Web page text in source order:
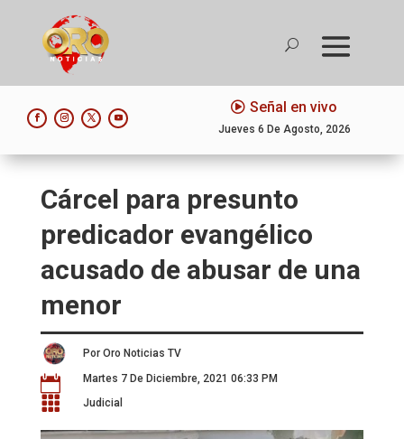
Señal en vivo
Jueves 6 De Agosto, 2026
Cárcel para presunto
predicador evangélico
acusado de abusar de una
menor
Por Oro Noticias TV
 Martes 7 De Diciembre, 2021 06:33 PM
 Judicial